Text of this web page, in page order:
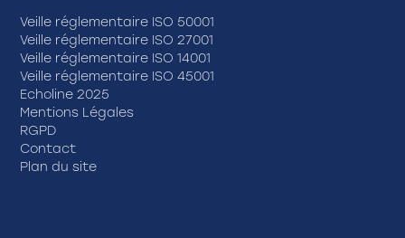
Veille réglementaire ISO 50001
Veille réglementaire ISO 27001
Veille réglementaire ISO 14001
Veille réglementaire ISO 45001
Echoline 2025
Mentions Légales
RGPD
Contact
Plan du site